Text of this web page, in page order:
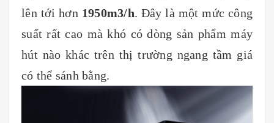
lên tới hơn 1950m3/h. Đây là một mức công
suất rất cao mà khó có dòng sản phẩm máy
hút nào khác trên thị trường ngang tầm giá
có thể sánh bằng.